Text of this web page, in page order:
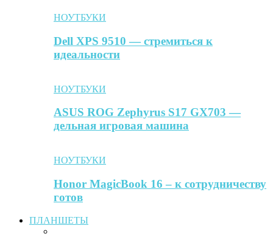
НОУТБУКИ
Dell XPS 9510 — стремиться к
идеальности
НОУТБУКИ
ASUS ROG Zephyrus S17 GX703 —
дельная игровая машина
НОУТБУКИ
Honor MagicBook 16 – к сотрудничеству
готов
ПЛАНШЕТЫ